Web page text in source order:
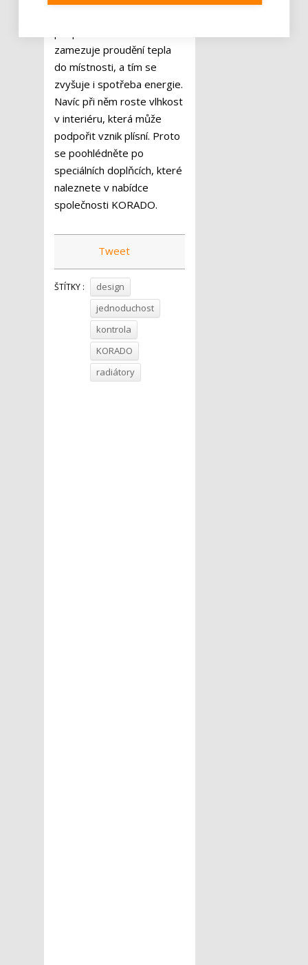
zamezuje proudění tepla
do místnosti, a tím se
zvyšuje i spotřeba energie.
Navíc při něm roste vlhkost
v interiéru, která může
podpořit vznik plísní. Proto
se poohlédněte po
speciálních doplňcích, které
naleznete v nabídce
společnosti KORADO.
Tweet
ŠTÍTKY :
design
jednoduchost
kontrola
KORADO
radiátory